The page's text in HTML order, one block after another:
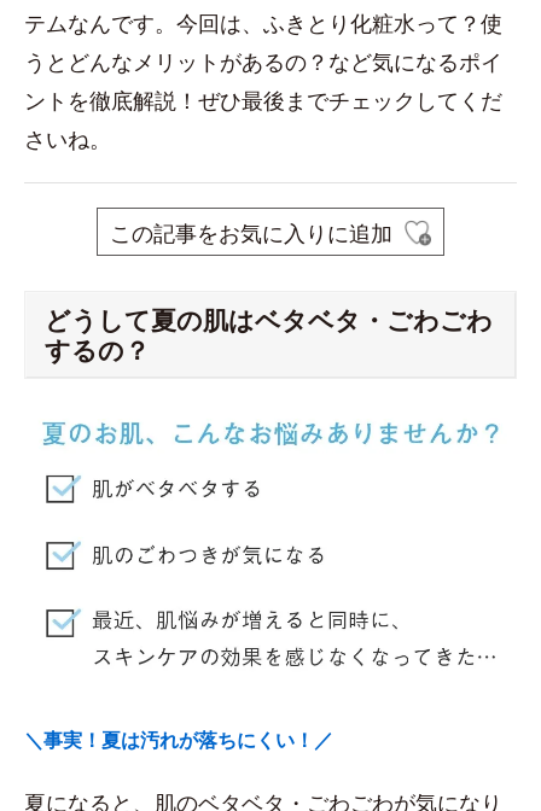
テムなんです。今回は、ふきとり化粧水って？使
うとどんなメリットがあるの？など気になるポイ
ントを徹底解説！ぜひ最後までチェックしてくだ
さいね。
この記事をお気に入りに追加
どうして夏の肌はベタベタ・ごわごわ
するの？
＼事実！夏は汚れが落ちにくい！／
夏になると、肌のベタベタ・ごわごわが気になり